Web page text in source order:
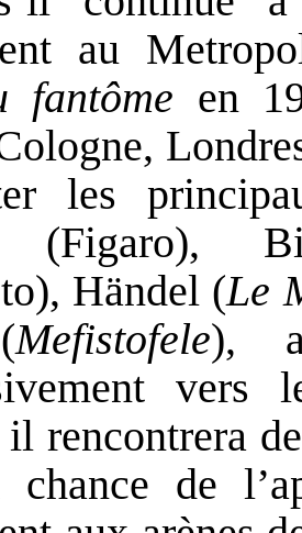
au
fantôme en
les
(Figaro),
Händel (Le
Mefistofele),
vers
rencontrera
de